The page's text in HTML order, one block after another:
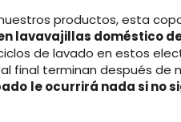
productos, esta
lavavajillas doméstico
de lavado en estos
final terminan después de
le ocurrirá nada si no